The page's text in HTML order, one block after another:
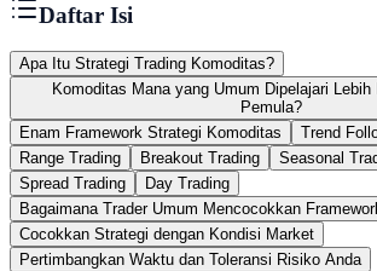
Daftar Isi
Apa Itu Strategi Trading Komoditas?
Komoditas Mana yang Umum Dipelajari Lebih
Pemula?
Enam Framework Strategi Komoditas
Trend
Range Trading
Breakout Trading
Seasonal
Spread Trading
Day Trading
Bagaimana Trader Umum Mencocokkan
Cocokkan Strategi dengan Kondisi Market
Pertimbangkan Waktu dan Toleransi Risiko Anda